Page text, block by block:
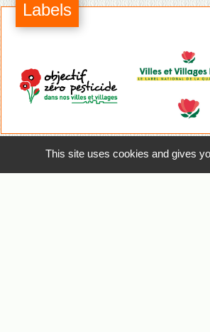
Labels
This site uses cookies and gives